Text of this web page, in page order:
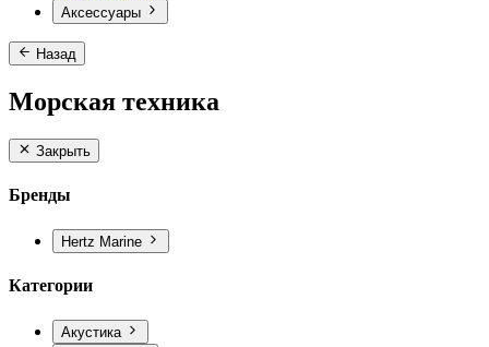
Аксессуары
Назад
Морская техника
Закрыть
Бренды
Hertz Marine
Категории
Акустика